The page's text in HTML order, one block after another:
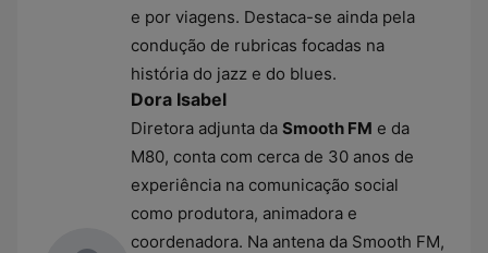
e por viagens. Destaca-se ainda pela
condução de rubricas focadas na
história do jazz e do blues.
Dora Isabel
Diretora adjunta da Smooth FM e da
M80, conta com cerca de 30 anos de
experiência na comunicação social
como produtora, animadora e
coordenadora. Na antena da Smooth FM,